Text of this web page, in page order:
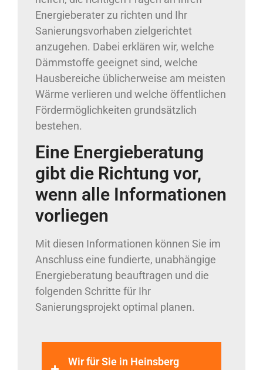
Energieberater zu richten und Ihr
Sanierungsvorhaben zielgerichtet
anzugehen. Dabei erklären wir, welche
Dämmstoffe geeignet sind, welche
Hausbereiche üblicherweise am meisten
Wärme verlieren und welche öffentlichen
Fördermöglichkeiten grundsätzlich
bestehen.
Eine Energieberatung
gibt die Richtung vor,
wenn alle Informationen
vorliegen
Mit diesen Informationen können Sie im
Anschluss eine fundierte, unabhängige
Energieberatung beauftragen und die
folgenden Schritte für Ihr
Sanierungsprojekt optimal planen.
Wir für Sie in Heinsberg